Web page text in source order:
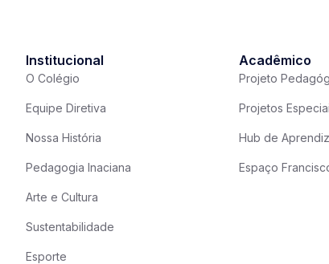
Institucional
O Colégio
Equipe Diretiva
Nossa História
Pedagogia Inaciana
Arte e Cultura
Sustentabilidade
Esporte
Acadêmico
Projeto
Projetos
Hub de
Espaço